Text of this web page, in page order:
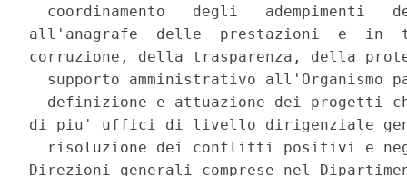
coordinamento   degli   adempimenti
all'anagrafe  delle  prestazioni  e  in
corruzione, della trasparenza, della
supporto amministrativo all'Organismo
definizione e attuazione dei progetti
di piu' uffici di livello dirigenziale
risoluzione dei conflitti positivi e
Direzioni generali comprese nel